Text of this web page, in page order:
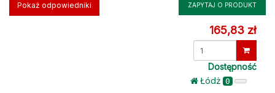
Pokaż odpowiedniki ZAPYTAJ O PRODUKT
165,83 zł
Dostępność
Łódż 0